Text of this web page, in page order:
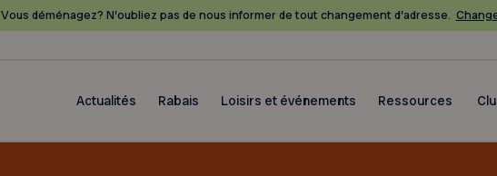
Vous déménagez? N’oubliez pas de nous informer de tout changement d’adresse.
Actualités Rabais Loisirs et événements Ressources